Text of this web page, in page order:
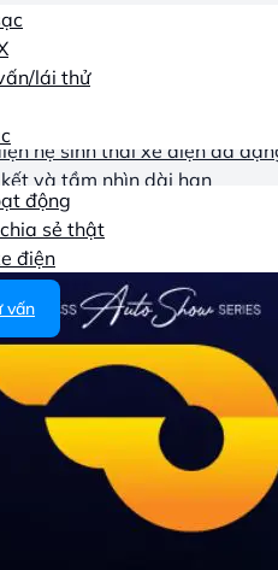
lái thử
động
sẻ thật
điện
vấn
tham vọng tại sân chơi lớn
xe mới sẽ là át chủ bài?
hệ sinh thái xe điện đa
và tầm nhìn dài hạn